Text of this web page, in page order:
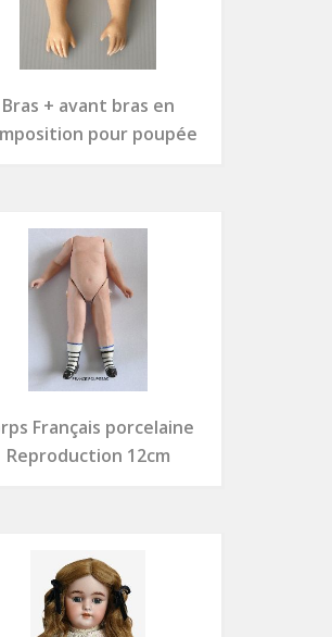
Bras + avant bras en
pour poupée
Français porcelaine
Reproduction 12cm